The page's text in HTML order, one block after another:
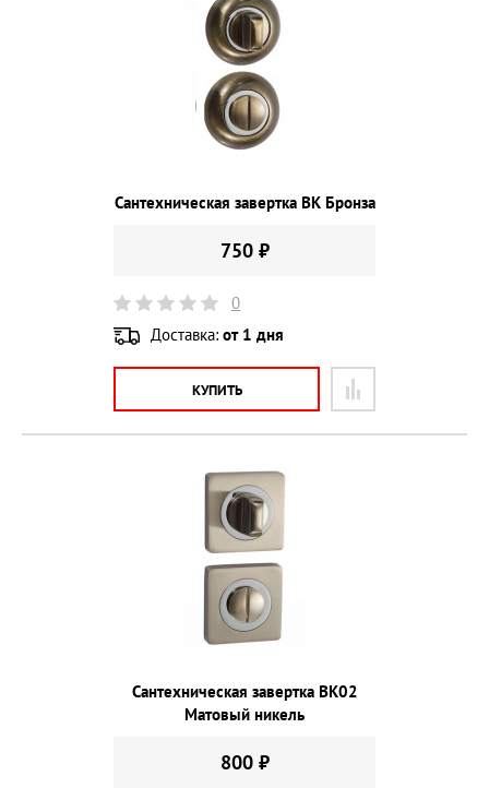
Сантехническая завертка BK Бронза
750 ₽
0
Доставка: от 1 дня
КУПИТЬ
Сантехническая завертка BK02
Матовый никель
800 ₽